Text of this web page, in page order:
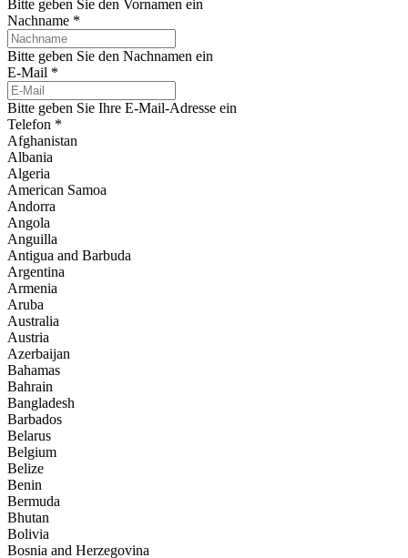
Bitte geben Sie den Vornamen ein
Nachname *
Bitte geben Sie den Nachnamen ein
E-Mail *
Bitte geben Sie Ihre E-Mail-Adresse ein
Telefon *
Afghanistan
Albania
Algeria
American Samoa
Andorra
Angola
Anguilla
Antigua and Barbuda
Argentina
Armenia
Aruba
Australia
Austria
Azerbaijan
Bahamas
Bahrain
Bangladesh
Barbados
Belarus
Belgium
Belize
Benin
Bermuda
Bhutan
Bolivia
Bosnia and Herzegovina